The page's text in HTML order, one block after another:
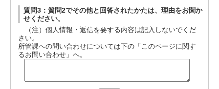
質問3：質問2でその他と回答されたかたは、理由をお聞か
せください。
（注）個人情報・返信を要する内容は記入しないでくだ
さい。
所管課への問い合わせについては下の「このページに関す
るお問い合わせ」へ。